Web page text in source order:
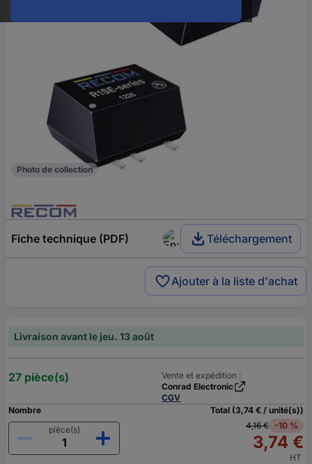
Photo de collection
Fiche technique (PDF) Téléchargement
Ajouter à la liste d'achat
Livraison avant le jeu. 13 août
27 pièce(s)
Vente et expédition :
Conrad Electronic
CGV
Nombre
pièce(s)
Total (3,74 € / unité(s))
4,16 € -10 %
3,74 €
HT